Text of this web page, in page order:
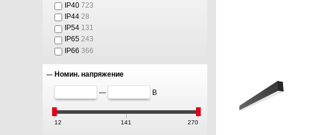
IP40 723
IP44 28
IP54 131
IP65 243
IP66 366
Номин. напряжение
— В
12 141 270